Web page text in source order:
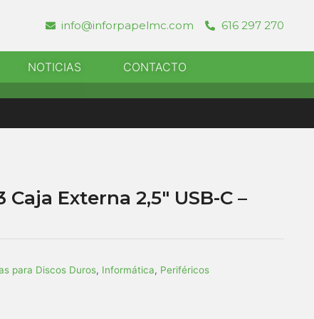
info@inforpapelmc.com 616 297 270
NOTICIAS CONTACTO
Externa 2,5″ USB-C –
para Discos Duros, Informática, Periféricos